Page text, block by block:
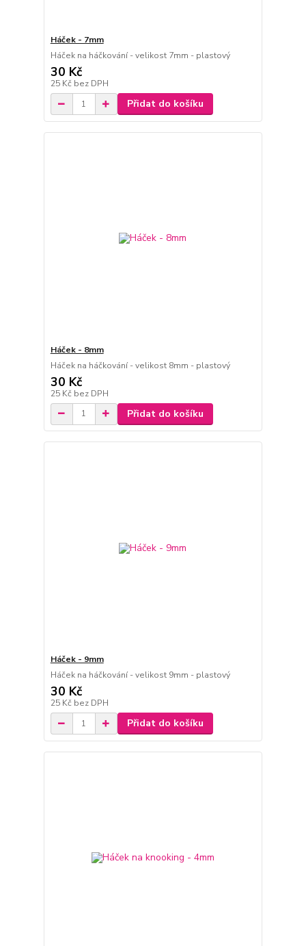
Háček - 7mm
Háček na háčkování - velikost 7mm - plastový
30 Kč
25 Kč bez DPH
Přidat do košíku
Háček - 8mm
Háček na háčkování - velikost 8mm - plastový
30 Kč
25 Kč bez DPH
Přidat do košíku
Háček - 9mm
Háček na háčkování - velikost 9mm - plastový
30 Kč
25 Kč bez DPH
Přidat do košíku